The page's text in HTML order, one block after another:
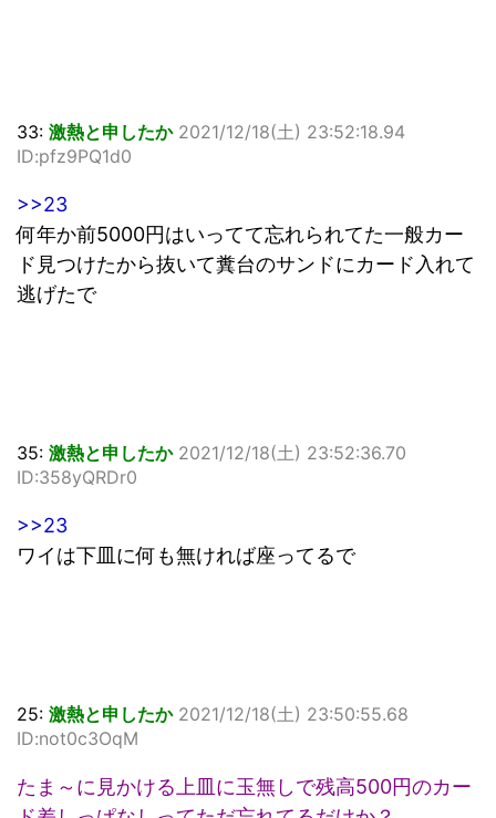
33: 激熱と申したか 2021/12/18(土) 23:52:18.94
ID:pfz9PQ1d0
>>23
何年か前5000円はいってて忘れられてた一般カー
ド見つけたから抜いて糞台のサンドにカード入れて
逃げたで
35: 激熱と申したか 2021/12/18(土) 23:52:36.70
ID:358yQRDr0
>>23
ワイは下皿に何も無ければ座ってるで
25: 激熱と申したか 2021/12/18(土) 23:50:55.68
ID:not0c3OqM
たま～に見かける上皿に玉無しで残高500円のカー